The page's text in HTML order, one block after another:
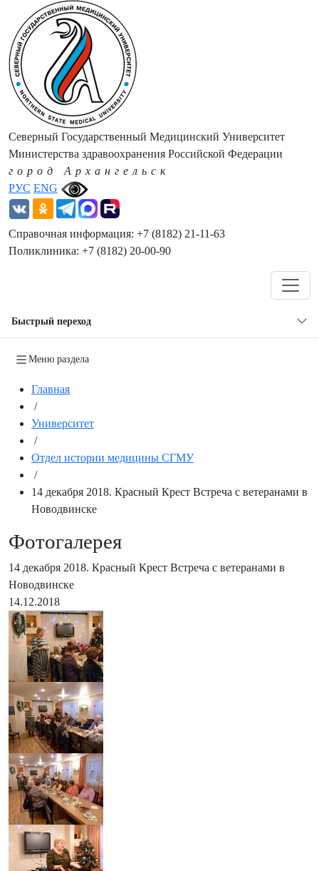
РУС ENG
Северный Государственный Медицинский Университет
Министерства здравоохранения Российской Федерации
город Архангельск
Справочная информация: +7 (8182) 21-11-63
Поликлиника: +7 (8182) 20-00-90
Быстрый переход
Меню раздела
Главная
/
Университет
/
Отдел истории медицины СГМУ
/
14 декабря 2018. Красный Крест Встреча с ветеранами в
Новодвинске
Фотогалерея
14 декабря 2018. Красный Крест Встреча с ветеранами в
Новодвинске
14.12.2018